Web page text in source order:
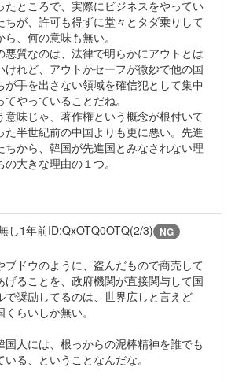
たところで、実際にビジネスをやってい
ちが、許可も得ずに堂々とタダ乗りして
ら、何の意味も無い。
悪質なのは、法律で明らかにアウトとは
けれど、アウトかセーフが微妙で他の国
が手を出さない領域を確信犯として集中
てやっていることだね。
意味じゃ、著作権という概念が根付いて
た半世紀前の中国よりも更に悪い。先進
ちから、韓国が先進国とみなされない理
の大きな理由の１つ。
し1年前ID:QxOTQ0OTQ(2/3) NG
ブドウのように、盗んだもので商売して
げることを、政府機関が直接関与して国
で奨励してるのは、世界広しと言えど
くらいしか無い。
国人には、根っからの泥棒精神を誰でも
いる、ということなんだな。